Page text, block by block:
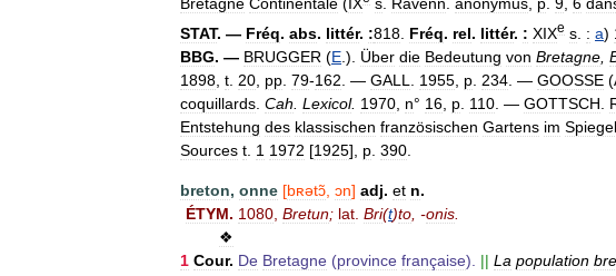
STAT. — Fréq. abs. littér. :818 Fréq. rel. littér. : XIXe s : a)
BBG. — BRUGGER (E .). Über die Bedeutung von Bretagne
1898 t 20 pp 79-162 . — GALL 1955 p 234 . — GOOSSE (
coquillards Cah Lexicol. 1970 n° 16 p 110 . — GOTTSCH
Entstehung des klassischen französischen Gartens im Spiegel
Sources t 1 1972 [1925], p 390
breton, onne [bʀətɔ̃ ɔn] adj. et n.
ÉTYM. 1080 Bretun; lat Bri(t)to , -onis
❖
1 Cour. De Bretagne (province française). || La population